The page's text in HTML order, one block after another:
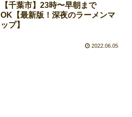
【千葉市】23時〜早朝まで
OK【最新版！深夜のラーメンマ
ップ】
2022.06.05